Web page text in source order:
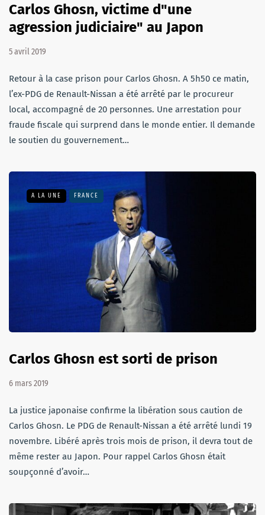
Carlos Ghosn, victime d"une
agression judiciaire" au Japon
5 avril 2019
Retour à la case prison pour Carlos Ghosn. A 5h50 ce matin,
l’ex-PDG de Renault-Nissan a été arrêté par le procureur
local, accompagné de 20 personnes. Une arrestation pour
fraude fiscale qui surprend dans le monde entier. Il demande
le soutien du gouvernement…
A LA UNE FRANCE
Carlos Ghosn est sorti de prison
6 mars 2019
La justice japonaise confirme la libération sous caution de
Carlos Ghosn. Le PDG de Renault-Nissan a été arrêté lundi 19
novembre. Libéré après trois mois de prison, il devra tout de
même rester au Japon. Pour rappel Carlos Ghosn était
soupçonné d’avoir…